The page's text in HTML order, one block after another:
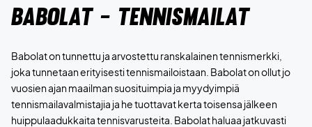
Babolat - Tennismailat
Babolat on tunnettu ja arvostettu ranskalainen tennismerkki,
joka tunnetaan erityisesti tennismailoistaan. Babolat on ollut jo
vuosien ajan maailman suosituimpia ja myydyimpiä
tennismailavalmistajia ja he tuottavat kerta toisensa jälkeen
huippulaadukkaita tennisvarusteita. Babolat haluaa jatkuvasti